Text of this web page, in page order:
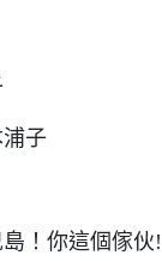
子
島！你這個傢